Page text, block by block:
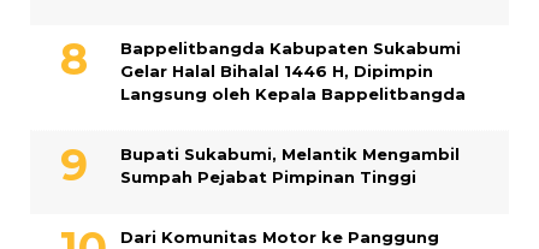
Bappelitbangda Kabupaten Sukabumi
Gelar Halal Bihalal 1446 H, Dipimpin
Langsung oleh Kepala Bappelitbangda
Bupati Sukabumi, Melantik Mengambil
Sumpah Pejabat Pimpinan Tinggi
Dari Komunitas Motor ke Panggung